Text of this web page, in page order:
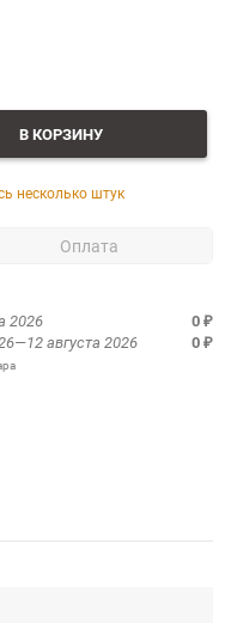
В КОРЗИНУ
несколько штук
Оплата
2026 0 ₽
августа 2026 0 ₽